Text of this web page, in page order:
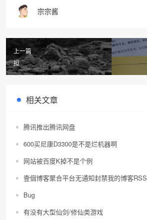
宗宗酱
上一篇
担
相关文章
腾讯推出腾讯网盘
600买尼康D3300是不是烂机器啊
网站被百度K掉不是个例
壹個博客聚合平台无通知封禁我的博客RSS
Bug
有没有大型仙剑/修仙类游戏